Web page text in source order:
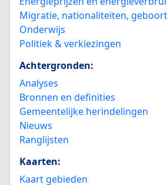
Migratie, nationaliteiten,
Onderwijs
Politiek & verkiezingen
Achtergronden:
Analyses
Bronnen en definities
Gemeentelijke herindelingen
Nieuws
Ranglijsten
Kaarten:
Kaart gebieden